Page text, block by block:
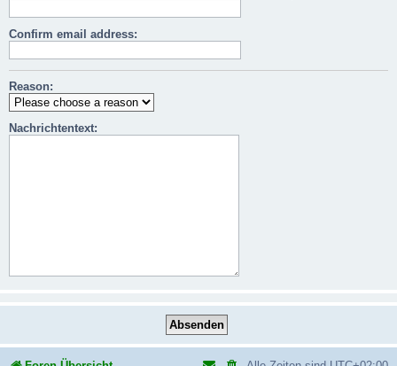
Confirm email address:
Reason:
Nachrichtentext: